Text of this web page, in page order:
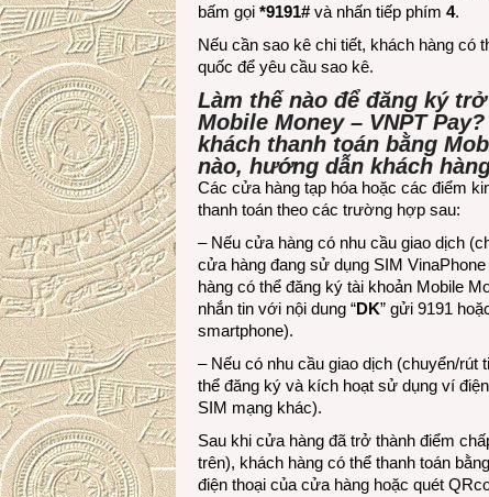
bấm gọi *9191#và nhấn tiếp phím 4.
Nếu cần sao kê chi tiết, khách hàng có
quốc để yêu cầu sao kê.
Làm thế nào để đăng ký
Mobile Money – VNPT
khách thanh toán bằng
nào, hướng dẫn khách
Các cửa hàng tạp hóa hoặc các điểm
thanh toán theo các trường hợp sau:
– Nếu cửa hàng có nhu cầu giao dịch
cửa hàng đang sử dụng SIM
hàng có thể đăng ký tài khoản Mobile
nhắn tin với nội dung “DK” gửi 9191
smartphone).
– Nếu có nhu cầu giao dịch (chuyển/rút
thể đăng ký và kích hoạt sử dụng ví
SIM mạng khác).
Sau khi cửa hàng đã trở thành điểm
trên), khách hàng có thể thanh toán
điện thoại của cửa hàng hoặc quét